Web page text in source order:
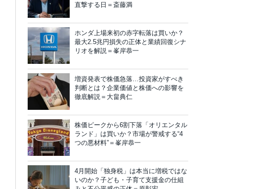
直撃する日＝斎藤満
ホンダ上場来初の赤字転落は買いか？
最大2.5兆円損失の正体と業績回復シナ
リオを解説＝峯岸恭一
増資発表で株価急落…投資家がすべき
判断とは？企業価値と株価への影響を
徹底解説＝大畠典仁
株価ピークから6割下落「オリエンタル
ランド」は買いか？市場が警戒する“4
つの悪材料”＝峯岸恭一
4月開始「独身税」は本当に増税ではな
いのか？子ども・子育て支援金の仕組